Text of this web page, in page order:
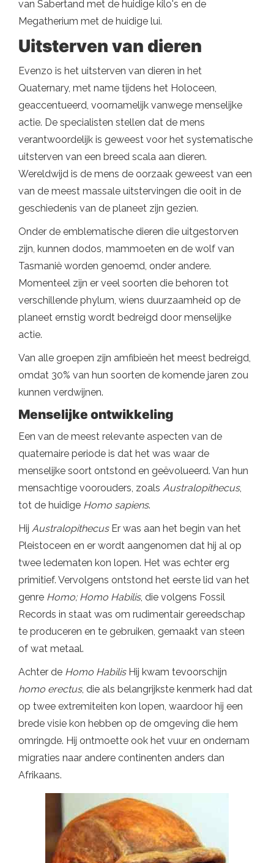
van Sabertand met de huidige kilo's en de
Megatherium met de huidige lui.
Uitsterven van dieren
Evenzo is het uitsterven van dieren in het
Quaternary, met name tijdens het Holoceen,
geaccentueerd, voornamelijk vanwege menselijke
actie. De specialisten stellen dat de mens
verantwoordelijk is geweest voor het systematische
uitsterven van een breed scala aan dieren.
Wereldwijd is de mens de oorzaak geweest van een
van de meest massale uitstervingen die ooit in de
geschiedenis van de planeet zijn gezien.
Onder de emblematische dieren die uitgestorven
zijn, kunnen dodos, mammoeten en de wolf van
Tasmanië worden genoemd, onder andere.
Momenteel zijn er veel soorten die behoren tot
verschillende phylum, wiens duurzaamheid op de
planeet ernstig wordt bedreigd door menselijke
actie.
Van alle groepen zijn amfibieën het meest bedreigd,
omdat 30% van hun soorten de komende jaren zou
kunnen verdwijnen.
Menselijke ontwikkeling
Een van de meest relevante aspecten van de
quaternaire periode is dat het was waar de
menselijke soort ontstond en geëvolueerd. Van hun
mensachtige voorouders, zoals Australopithecus,
tot de huidige Homo sapiens.
Hij AustralopithecusEr was aan het begin van het
Pleistoceen en er wordt aangenomen dat hij al op
twee ledematen kon lopen. Het was echter erg
primitief. Vervolgens ontstond het eerste lid van het
genre Homo; Homo Habilis, die volgens Fossil
Records in staat was om rudimentair gereedschap
te produceren en te gebruiken, gemaakt van steen
of wat metaal.
Achter de Homo HabilisHij kwam tevoorschijn
homo erectus, die als belangrijkste kenmerk had dat
op twee extremiteiten kon lopen, waardoor hij een
brede visie kon hebben op de omgeving die hem
omringde. Hij ontmoette ook het vuur en ondernam
migraties naar andere continenten anders dan
Afrikaans.